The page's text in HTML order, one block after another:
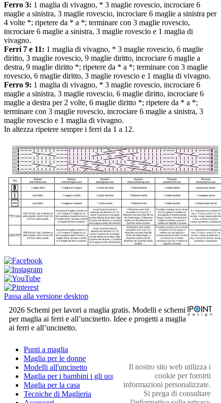
Ferro 3: 1 maglia di vivagno, * 3 maglie rovescio, incrociare 6
maglie a sinistra, 3 maglie rovescio, incrociare 6 maglie a sinistra per
4 volte *; ripetere da * a *; terminare con 3 maglie rovescio,
incrociare 6 maglie a sinistra, 3 maglie rovescio e 1 maglia di
vivagno.
Ferri 7 e 11: 1 maglia di vivagno, * 3 maglie rovescio, 6 maglie
diritto, 3 maglie rovescio, 9 maglie diritto, incrociare 6 maglie a
destra, 9 maglie diritto *; ripetere da * a *; terminare con 3 maglie
rovescio, 6 maglie diritto, 3 maglie rovescio e 1 maglia di vivagno.
Ferro 9: 1 maglia di vivagno, * 3 maglie rovescio, incrociare 6
maglie a sinistra, 3 maglie rovescio, 6 maglie diritto, incrociare 6
maglie a destra per 2 volte, 6 maglie diritto *; ripetere da * a *;
terminare con 3 maglie rovescio, incrociare 6 maglie a sinistra, 3
maglie rovescio e 1 maglia di vivagno.
In altezza ripetere sempre i ferri da 1 a 12.
Passa alla versione desktop
2026 Schemi per lavori a maglia gratis. Modelli e schemi
per maglia ai ferri e all’uncinetto. Idee e progetti a maglia
ai ferri e all’uncinetto.
Punti a maglia
Maglia per le donne
Modelli all'uncinetto
Maglia per i bambini i gli uomini
Maglia per la casa
Tecniche di Maglieria
Il nostro sito web utilizza i
cookie per fornirti
informazioni personalizzate.
Si prega di consultare